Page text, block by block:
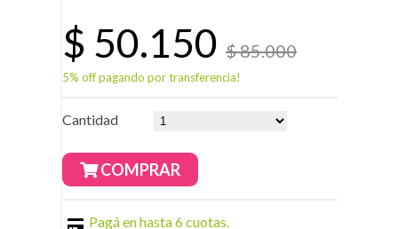
$ 50.150 $ 85.000
5% off pagando por transferencia!
Cantidad
COMPRAR
Pagá en hasta 6 cuotas.